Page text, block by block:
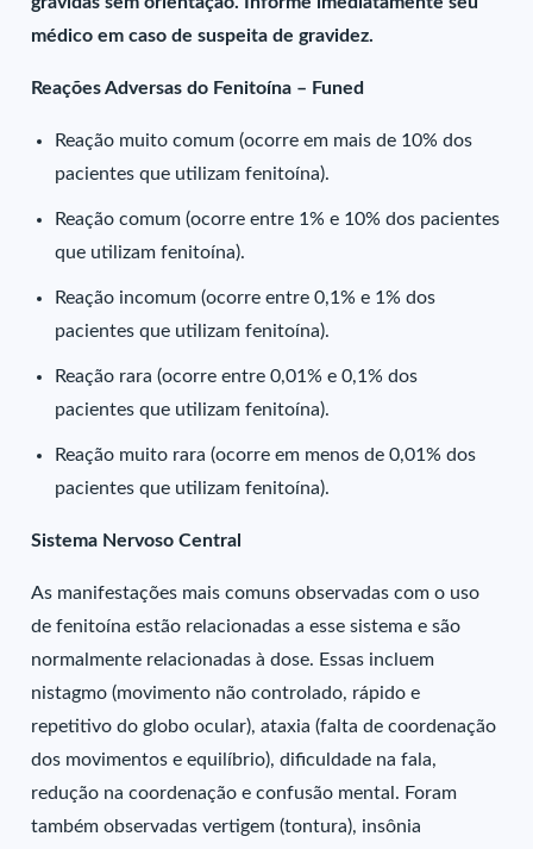
médico em caso de suspeita de gravidez.
Reações Adversas do Fenitoína – Funed
Reação muito comum (ocorre em mais de 10% dos
pacientes que utilizam fenitoína).
Reação comum (ocorre entre 1% e 10% dos pacientes
que utilizam fenitoína).
Reação incomum (ocorre entre 0,1% e 1% dos
pacientes que utilizam fenitoína).
Reação rara (ocorre entre 0,01% e 0,1% dos
pacientes que utilizam fenitoína).
Reação muito rara (ocorre em menos de 0,01% dos
pacientes que utilizam fenitoína).
Sistema Nervoso Central
As manifestações mais comuns observadas com o uso
de fenitoína estão relacionadas a esse sistema e são
normalmente relacionadas à dose. Essas incluem
nistagmo (movimento não controlado, rápido e
repetitivo do globo ocular), ataxia (falta de coordenação
dos movimentos e equilíbrio), dificuldade na fala,
redução na coordenação e confusão mental. Foram
também observadas vertigem (tontura), insônia